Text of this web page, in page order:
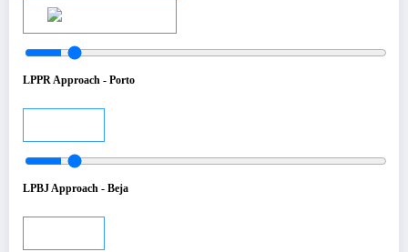
LPPR Approach - Porto
LPBJ Approach - Beja